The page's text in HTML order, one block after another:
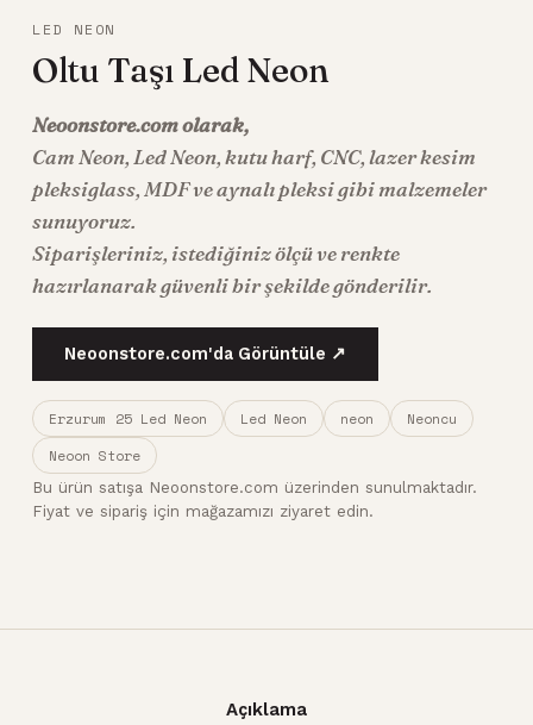
LED NEON
Oltu Taşı Led Neon
Neoonstore.com olarak,
Cam Neon,Led Neon, kutu harf, CNC, lazer kesim
pleksiglass, MDF ve aynalı pleksi gibi malzemeler
sunuyoruz.
Siparişleriniz, istediğiniz ölçü ve renkte
hazırlanarak güvenli bir şekilde gönderilir.
Neoonstore.com'da Görüntüle ↗
Erzurum 25 Led Neon Led Neon neon
Neoncu
Neoon Store
Bu ürün satışa Neoonstore.com üzerinden sunulmaktadır.
Fiyat ve sipariş için mağazamızı ziyaret edin.
Açıklama